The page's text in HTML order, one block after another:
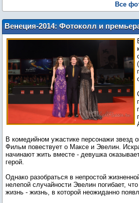
Все
Венеция-2014: Фотоколл и
ленты "Моя девушка – зомби"
В комедийном ужастике персонажи звезд
Фильм повествует о Максе и Эвелин.
начинают жить вместе - девушка
герой.
Однако разобраться в непростой
нелепой случайности Эвелин погибает,
жизнь - жизнь, в которой неожиданно